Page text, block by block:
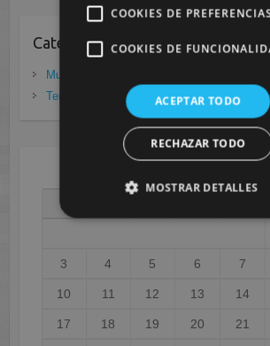
Categorias
Murcia
Tenerife
L
3 4 5 6 7
10 11 12 13 14
17 18 19 20 21
COOKIES DE
COOKIES DE
ACEPTAR TODO
RECHAZAR TODO
MOSTRAR DETALLES